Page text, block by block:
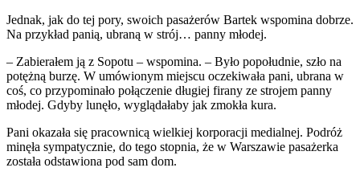
Jednak, jak do tej pory, swoich pasażerów Bartek wspomina dobrze.
Na przykład panią, ubraną w strój… panny młodej.
– Zabierałem ją z Sopotu – wspomina. – Było popołudnie, szło na
potężną burzę. W umówionym miejscu oczekiwała pani, ubrana w
coś, co przypominało połączenie długiej firany ze strojem panny
młodej. Gdyby lunęło, wyglądałaby jak zmokła kura.
Pani okazała się pracownicą wielkiej korporacji medialnej. Podróż
minęła sympatycznie, do tego stopnia, że w Warszawie pasażerka
została odstawiona pod sam dom.